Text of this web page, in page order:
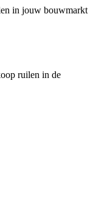
in jouw bouwmarkt
ruilen in de